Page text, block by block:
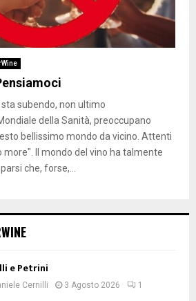
subendo, non ultimo
della Sanità, preoccupano
bellissimo mondo da vicino. Attenti
more". Il mondo del vino ha talmente
che, forse,...
e Petrini
Cernilli 3 Agosto 2026 1